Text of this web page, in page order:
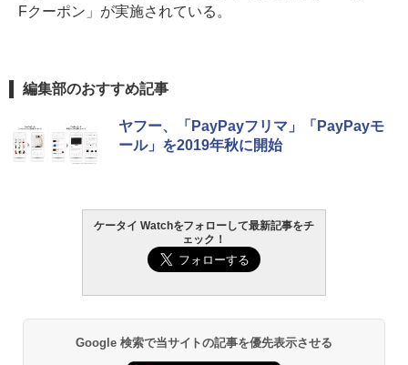
Fクーポン」が実施されている。
編集部のおすすめ記事
ヤフー、「PayPayフリマ」「PayPayモ
ール」を2019年秋に開始
ケータイ Watchをフォローして最新記事をチ
ェック！
Google 検索で当サイトの記事を優先表示させる